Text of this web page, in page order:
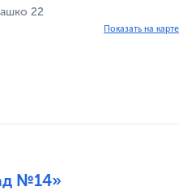
22
Показать на карте
№14»